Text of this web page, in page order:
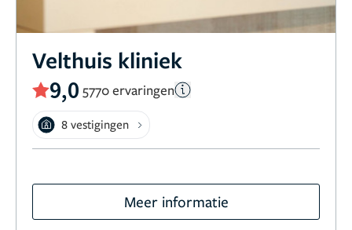
Velthuis kliniek
9,0 5770 ervaringen
8 vestigingen
Meer informatie